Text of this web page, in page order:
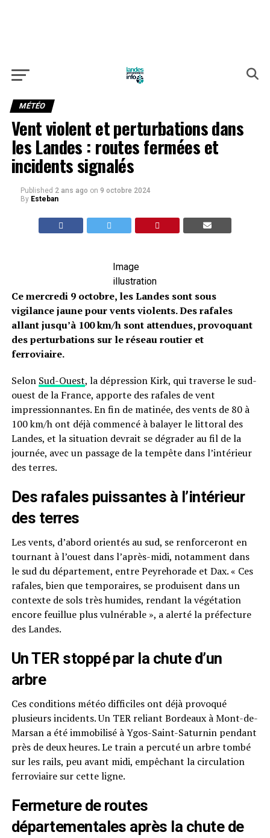
MÉTÉO
Vent violent et perturbations dans
les Landes : routes fermées et
incidents signalés
Published 2 ans ago on 9 octobre 2024
By Esteban
Image
illustration
Ce mercredi 9 octobre, les Landes sont sous
vigilance jaune pour vents violents. Des rafales
allant jusqu’à 100 km/h sont attendues, provoquant
des perturbations sur le réseau routier et
ferroviaire.
Selon Sud-Ouest, la dépression Kirk, qui traverse le sud-
ouest de la France, apporte des rafales de vent
impressionnantes. En fin de matinée, des vents de 80 à
100 km/h ont déjà commencé à balayer le littoral des
Landes, et la situation devrait se dégrader au fil de la
journée, avec un passage de la tempête dans l’intérieur
des terres.
Des rafales puissantes à l’intérieur
des terres
Les vents, d’abord orientés au sud, se renforceront en
tournant à l’ouest dans l’après-midi, notamment dans
le sud du département, entre Peyrehorade et Dax. « Ces
rafales, bien que temporaires, se produisent dans un
contexte de sols très humides, rendant la végétation
encore feuillue plus vulnérable », a alerté la préfecture
des Landes.
Un TER stoppé par la chute d’un
arbre
Ces conditions météo difficiles ont déjà provoqué
plusieurs incidents. Un TER reliant Bordeaux à Mont-de-
Marsan a été immobilisé à Ygos-Saint-Saturnin pendant
près de deux heures. Le train a percuté un arbre tombé
sur les rails, peu avant midi, empêchant la circulation
ferroviaire sur cette ligne.
Fermeture de routes
départementales après la chute de